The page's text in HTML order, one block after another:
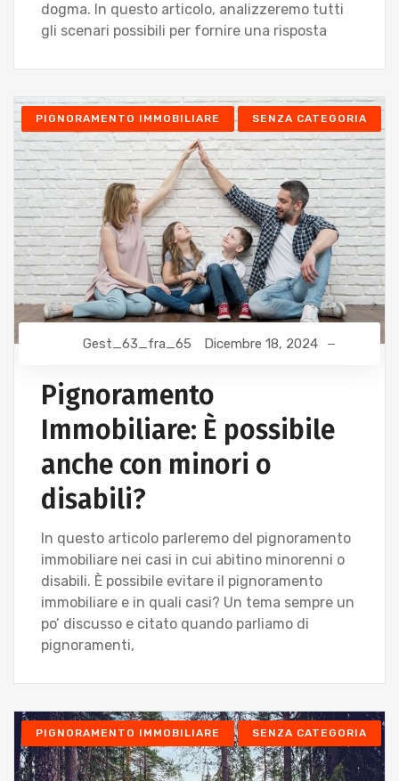
dogma. In questo articolo, analizzeremo tutti
gli scenari possibili per fornire una risposta
PIGNORAMENTO IMMOBILIARE SENZA CATEGORIA
Gest_63_fra_65 Dicembre 18, 2024
Pignoramento
Immobiliare: È possibile
anche con minori o
disabili?
In questo articolo parleremo del pignoramento
immobiliare nei casi in cui abitino minorenni o
disabili. È possibile evitare il pignoramento
immobiliare e in quali casi? Un tema sempre un
po’ discusso e citato quando parliamo di
pignoramenti,
PIGNORAMENTO IMMOBILIARE SENZA CATEGORIA